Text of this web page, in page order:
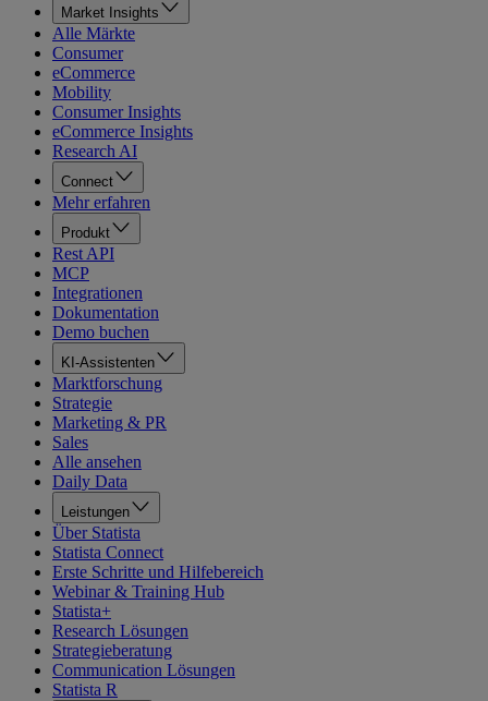
Market Insights
Alle Märkte
Consumer
eCommerce
Mobility
Consumer Insights
eCommerce Insights
Research AI
Connect
Mehr erfahren
Produkt
Rest API
MCP
Integrationen
Dokumentation
Demo buchen
KI-Assistenten
Marktforschung
Strategie
Marketing & PR
Sales
Alle ansehen
Daily Data
Leistungen
Über Statista
Statista Connect
Erste Schritte und Hilfebereich
Webinar & Training Hub
Statista+
Research Lösungen
Strategieberatung
Communication Lösungen
Statista R